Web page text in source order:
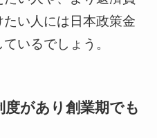
い人には日本政策金
いるでしょう。
があり創業期でも